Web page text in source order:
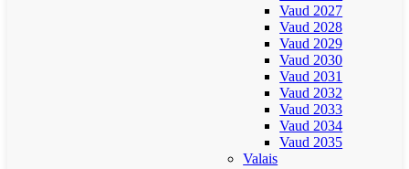
Vaud 2027
Vaud 2028
Vaud 2029
Vaud 2030
Vaud 2031
Vaud 2032
Vaud 2033
Vaud 2034
Vaud 2035
Valais